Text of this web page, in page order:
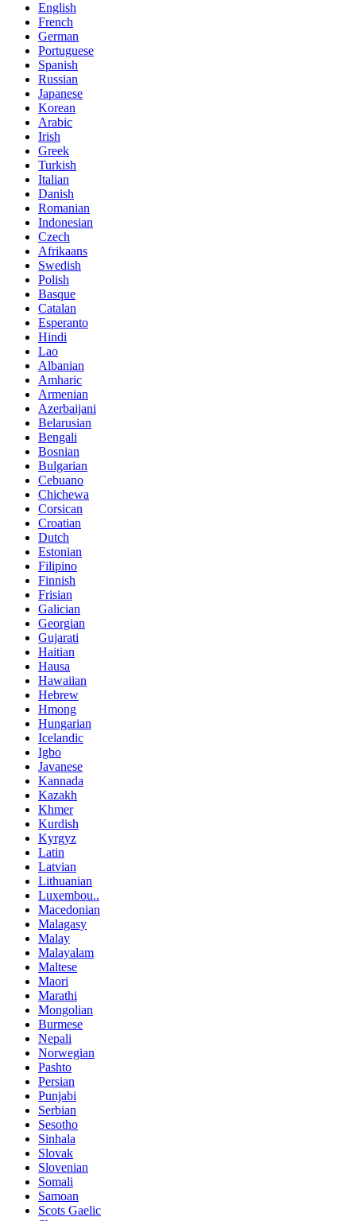
English
French
German
Portuguese
Spanish
Russian
Japanese
Korean
Arabic
Irish
Greek
Turkish
Italian
Danish
Romanian
Indonesian
Czech
Afrikaans
Swedish
Polish
Basque
Catalan
Esperanto
Hindi
Lao
Albanian
Amharic
Armenian
Azerbaijani
Belarusian
Bengali
Bosnian
Bulgarian
Cebuano
Chichewa
Corsican
Croatian
Dutch
Estonian
Filipino
Finnish
Frisian
Galician
Georgian
Gujarati
Haitian
Hausa
Hawaiian
Hebrew
Hmong
Hungarian
Icelandic
Igbo
Javanese
Kannada
Kazakh
Khmer
Kurdish
Kyrgyz
Latin
Latvian
Lithuanian
Luxembou..
Macedonian
Malagasy
Malay
Malayalam
Maltese
Maori
Marathi
Mongolian
Burmese
Nepali
Norwegian
Pashto
Persian
Punjabi
Serbian
Sesotho
Sinhala
Slovak
Slovenian
Somali
Samoan
Scots Gaelic